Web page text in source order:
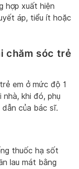
hợp xuất hiện
áp, tiểu ít hoặc
chăm sóc trẻ
em ở mức độ 1
khi đó, phụ
của bác sĩ.
thuốc hạ sốt
lau mát bằng